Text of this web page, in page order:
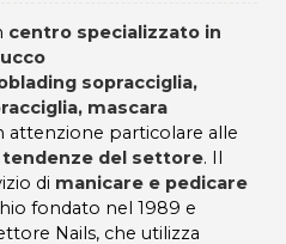
centro specializzato in
sopracciglia,
mascara
attenzione particolare alle
del settore. Il
di manicare e pedicare
fondato nel 1989 e
Nails, che utilizza